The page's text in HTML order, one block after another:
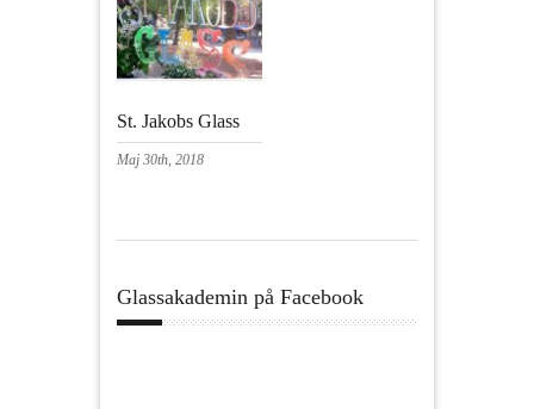
St. Jakobs Glass
Maj 30th, 2018
Glassakademin på Facebook